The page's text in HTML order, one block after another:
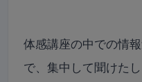
体感講座の中での情
で、集中して聞けた